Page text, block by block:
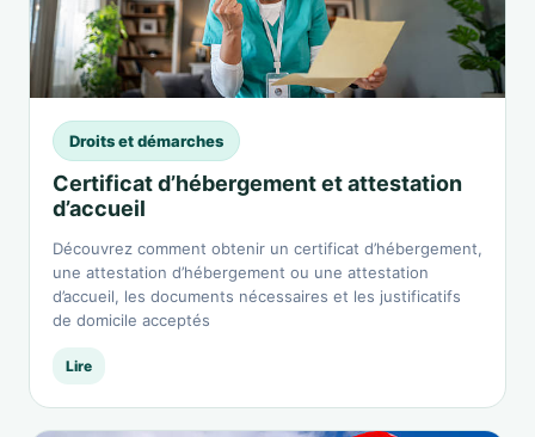
Droits et démarches
Certificat d’hébergement et attestation
d’accueil
Découvrez comment obtenir un certificat d’hébergement,
une attestation d’hébergement ou une attestation
d’accueil, les documents nécessaires et les justificatifs
de domicile acceptés
Lire